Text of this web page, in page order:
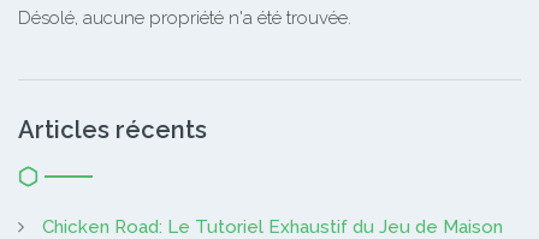
Désolé, aucune propriété n'a été trouvée.
Articles récents
Chicken Road: Le Tutoriel Exhaustif du Jeu de Maison